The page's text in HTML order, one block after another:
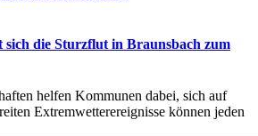
die Sturzflut in Braunsbach zum
helfen Kommunen dabei, sich auf
Extremwetterereignisse können jeden